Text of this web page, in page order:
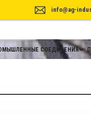
info@ag-
СОЕДИНЕНИЯ